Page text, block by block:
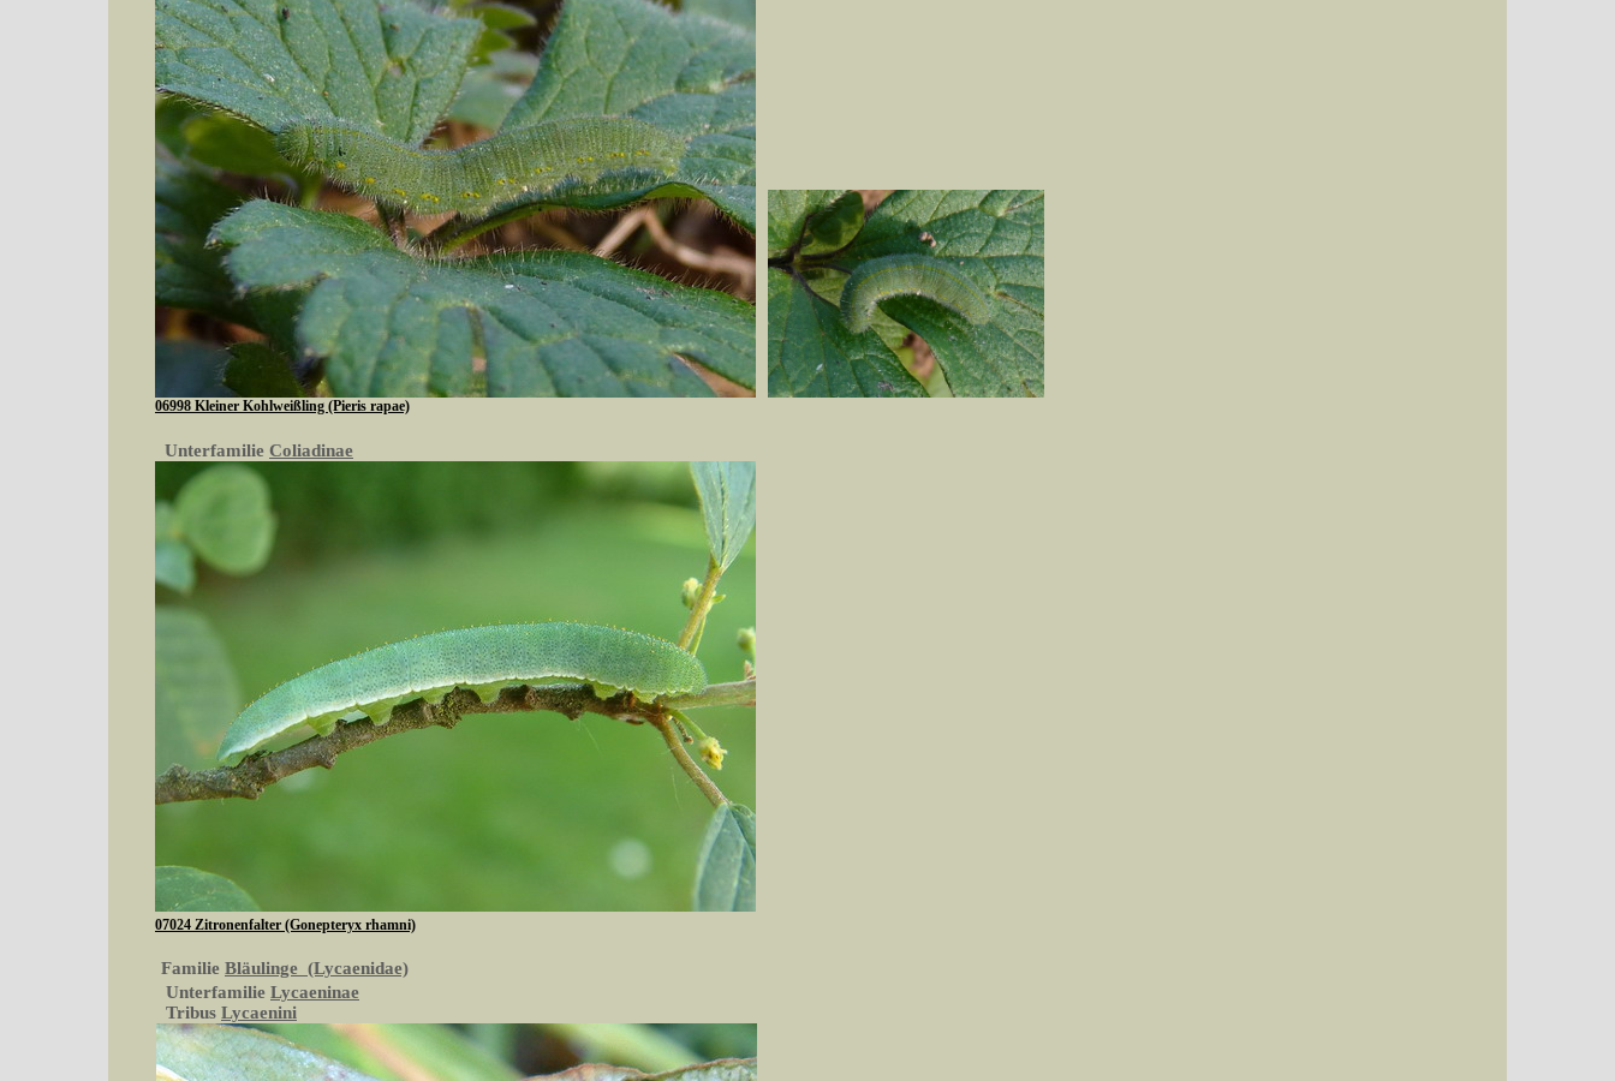
06998 Kleiner Kohlweißling (Pieris rapae)
Unterfamilie Coliadinae
07024 Zitronenfalter (Gonepteryx rhamni)
Familie Bläulinge (Lycaenidae)
Unterfamilie Lycaeninae
Tribus Lycaenini